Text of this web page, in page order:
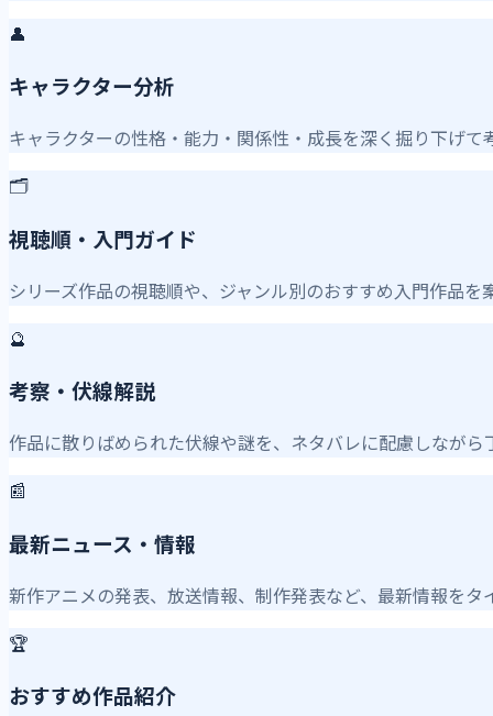
👤
キャラクター分析
キャラクターの性格・能力・関係性・成長を深く掘り下げて
🗂️
視聴順・入門ガイド
シリーズ作品の視聴順や、ジャンル別のおすすめ入門作品を
🔮
考察・伏線解説
作品に散りばめられた伏線や謎を、ネタバレに配慮しながら
📰
最新ニュース・情報
新作アニメの発表、放送情報、制作発表など、最新情報をタ
🏆
おすすめ作品紹介